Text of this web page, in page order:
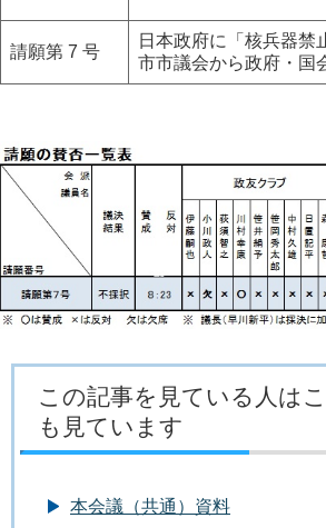
請願第 7 号
日本政府に「核兵器禁
市市議会から政府・国
この記事を見ている人は
も見ています
本会議（共通）資料